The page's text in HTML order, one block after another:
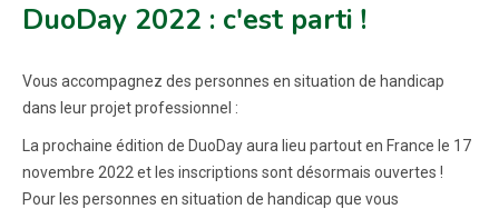
DuoDay 2022 : c'est parti !
Vous accompagnez des personnes en situation de handicap
dans leur projet professionnel :
La prochaine édition de DuoDay aura lieu partout en France le 17
novembre 2022 et les inscriptions sont désormais ouvertes !
Pour les personnes en situation de handicap que vous